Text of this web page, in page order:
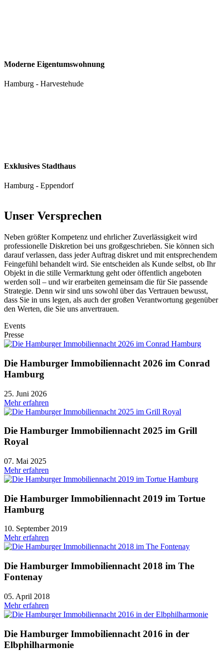
Moderne Eigentumswohnung
Hamburg - Harvestehude
Exklusives Stadthaus
Hamburg - Eppendorf
Unser Versprechen
Neben größter Kompetenz und ehrlicher Zuverlässigkeit wird
professionelle Diskretion bei uns großgeschrieben. Sie können sich
darauf verlassen, dass jeder Auftrag diskret und mit entsprechendem
Feingefühl behandelt wird. Sie entscheiden als Kunde selbst, ob Ihr
Objekt in die stille Vermarktung geht oder öffentlich angeboten
werden soll – und wir erarbeiten gemeinsam die für Sie passende
Strategie. Denn wir sind uns sowohl über das Vertrauen bewusst,
dass Sie in uns legen, als auch der großen Verantwortung gegenüber
den Werten, die Sie uns anvertrauen.
Events
Presse
Die Hamburger Immobiliennacht 2026 im Conrad
Hamburg
25. Juni 2026
Mehr erfahren
Die Hamburger Immobiliennacht 2025 im Grill
Royal
07. Mai 2025
Mehr erfahren
Die Hamburger Immobiliennacht 2019 im Tortue
Hamburg
10. September 2019
Mehr erfahren
Die Hamburger Immobiliennacht 2018 im The
Fontenay
05. April 2018
Mehr erfahren
Die Hamburger Immobiliennacht 2016 in der
Elbphilharmonie